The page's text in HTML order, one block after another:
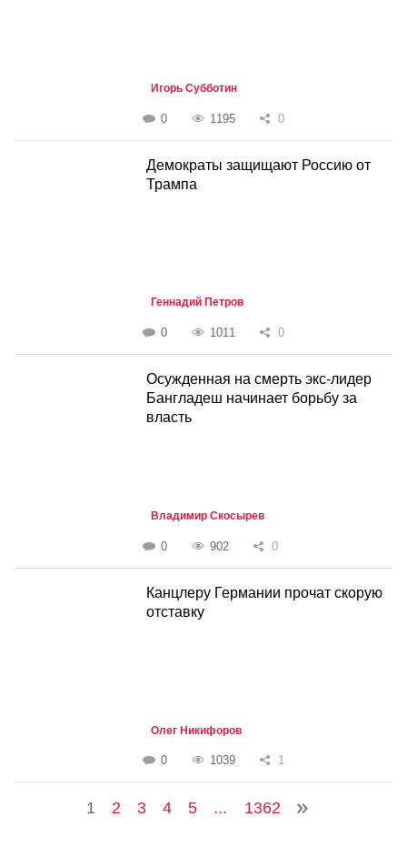
Игорь Субботин
0 1195 0
Демократы защищают Россию от
Трампа
Геннадий Петров
0 1011 0
Осужденная на смерть экс-лидер
Бангладеш начинает борьбу за
власть
Владимир Скосырев
0 902 0
Канцлеру Германии прочат скорую
отставку
Олег Никифоров
0 1039 1
1 2 3 4 5 ... 1362